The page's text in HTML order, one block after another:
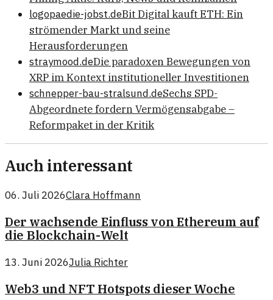
logopaedie-jobst.deBit Digital kauft ETH: Ein
strömender Markt und seine
Herausforderungen
straymood.deDie paradoxen Bewegungen von
XRP im Kontext institutioneller Investitionen
schnepper-bau-stralsund.deSechs SPD-
Abgeordnete fordern Vermögensabgabe –
Reformpaket in der Kritik
Auch interessant
06. Juli 2026Clara Hoffmann
Der wachsende Einfluss von Ethereum auf
die Blockchain-Welt
13. Juni 2026Julia Richter
Web3 und NFT Hotspots dieser Woche